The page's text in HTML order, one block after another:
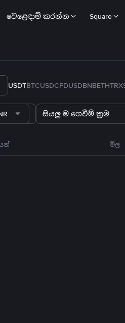
වෙළෙඳාම් කරන්න Square
USDTBTCUSDCFDUSDBNBETHTRX
සියලු ම ගෙවීම් ක්‍රම
මිල